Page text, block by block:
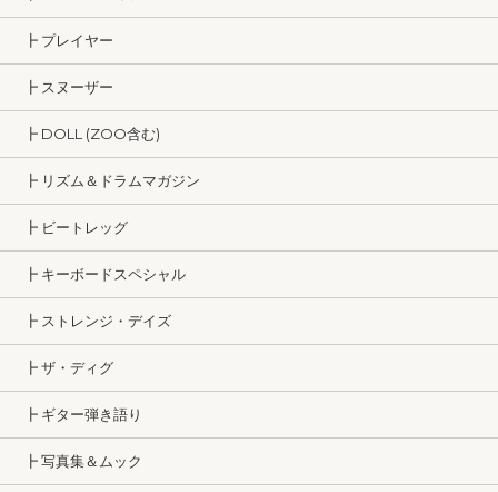
┣ プレイヤー
┣ スヌーザー
┣ DOLL (ZOO含む)
┣ リズム＆ドラムマガジン
┣ ビートレッグ
┣ キーボードスペシャル
┣ ストレンジ・デイズ
┣ ザ・ディグ
┣ ギター弾き語り
┣ 写真集＆ムック